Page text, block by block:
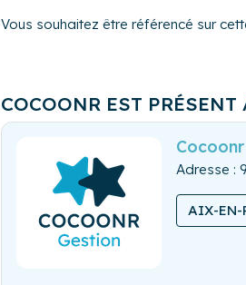
Vous souhaitez être référencé sur
COCOONR EST PRÉSENT
Adresse :
AIX-EN-